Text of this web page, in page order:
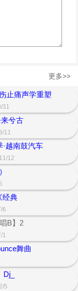
更多>>
止痛声学重塑
31
兮古
11
越南鼓汽车
12
经典
6
B】2
1
舞曲
5